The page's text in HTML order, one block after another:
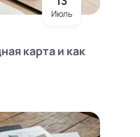
Июль
карта и как